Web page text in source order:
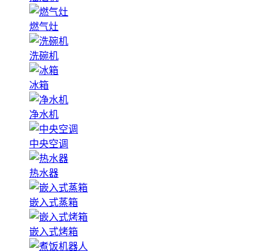
燃气灶
洗碗机
冰箱
净水机
中央空调
热水器
嵌入式蒸箱
嵌入式烤箱